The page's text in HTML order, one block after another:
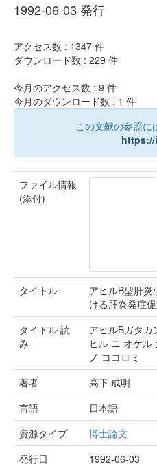
1992-06-03 発行
アクセス数 : 1347 件
ダウンロード数 : 229 件
今月のアクセス数 : 9 件
今月のダウンロード数 : 1 件
この文献の参照に
https://
ファイル情報
(添付)
タイトル
アヒルB型肝
ける肝炎発症
タイトル 読
み
アヒルBガタカ
ヒル ニ オケル
ノ ココロミ
著者
高下 成明
言語
日本語
資源タイプ
博士論文
発行日
1992-06-03